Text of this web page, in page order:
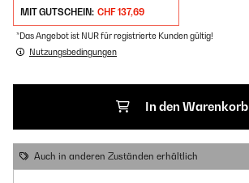
MIT GUTSCHEIN: CHF 137,69
*Das Angebot ist NUR für registrierte Kunden gültig!
Nutzungsbedingungen
In den Warenkorb
Auch in anderen Zuständen erhältlich